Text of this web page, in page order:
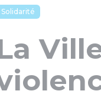
Solidarité